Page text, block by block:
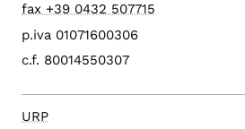
fax +39 0432 507715
p.iva 01071600306
c.f. 80014550307
URP